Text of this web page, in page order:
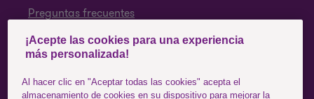
Preguntas frecuentes
SÍGUENOS
Facebook
¡Acepte las cookies para una experiencia
más personalizada!
Al hacer clic en "Aceptar todas las cookies" acepta el
almacenamiento de cookies en su dispositivo para mejorar la